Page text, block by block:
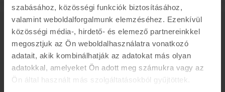
szabásához, közösségi funkciók biztosításához,
valamint weboldalforgalmunk elemzéséhez. Ezenkívül
közösségi média-, hirdető- és elemező partnereinkkel
megosztjuk az Ön weboldalhasználatra vonatkozó
adatait, akik kombinálhatják az adatokat más olyan
adatokkal, amelyeket Ön adott meg számukra vagy az
Ön által használt más szolgáltatásokból gyűjtöttek.
Mobiltelefon Apple iPhone 13 Pro, Silver, 128 GB, Jó
Tetszenek az iPhone telefonok és felkeltette az érdeklődésedet az iPhone
13 Pro? Ha szeretnél többet megtudni erről a nemrég piacra dobott
modellről, a legjobb helyen jársz! Összegyűjtöttük, hogy mi mindent nyújt
ez a telefon és miért lesz olyan különleges élmény amikor a kezedben